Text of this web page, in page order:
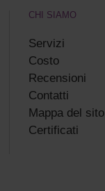
CHI SIAMO
Servizi
Costo
Recensioni
Сontatti
Mappa del sito
Certificati